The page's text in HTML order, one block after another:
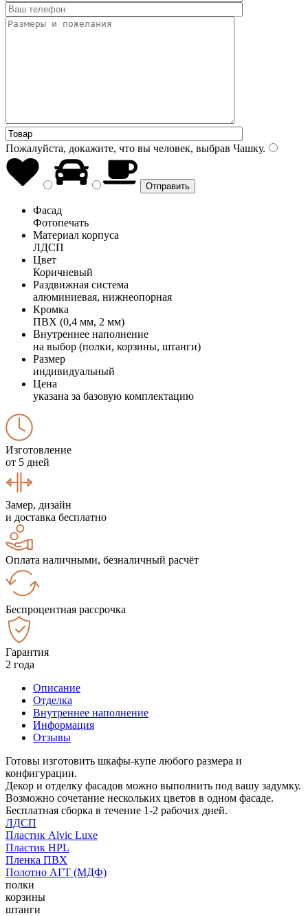
Пожалуйста, докажите, что вы человек, выбрав Чашку.
Фасад
Фотопечать
Материал корпуса
ЛДСП
Цвет
Коричневый
Раздвижная система
алюминиевая, нижнеопорная
Кромка
ПВХ (0,4 мм, 2 мм)
Внутреннее наполнение
на выбор (полки, корзины, штанги)
Размер
индивидуальный
Цена
указана за базовую комплектацию
Изготовление
от 5 дней
Замер, дизайн
и доставка бесплатно
Оплата наличными, безналичный расчёт
Беспроцентная рассрочка
Гарантия
2 года
Описание
Отделка
Внутреннее наполнение
Информация
Отзывы
Готовы изготовить шкафы-купе любого размера и
конфигурации.
Декор и отделку фасадов можно выполнить под вашу задумку.
Возможно сочетание нескольких цветов в одном фасаде.
Бесплатная сборка в течение 1-2 рабочих дней.
ЛДСП
Пластик Alvic Luxe
Пластик HPL
Пленка ПВХ
Полотно АГТ (МДФ)
полки
корзины
штанги